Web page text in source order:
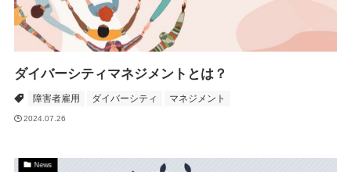
ダイバーシティマネジメントとは？
障害者雇用 ダイバーシティ マネジメント
2024.07.26
News